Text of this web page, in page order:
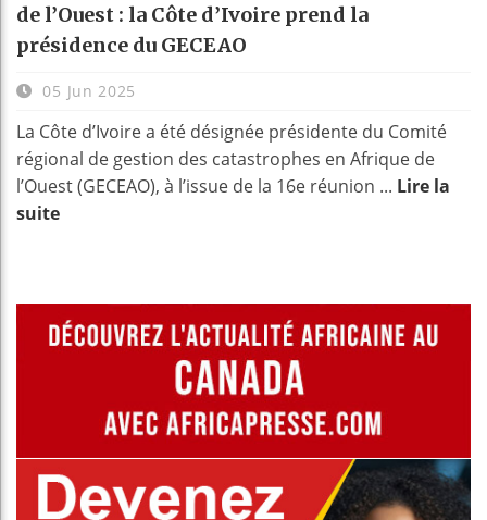
de l’Ouest : la Côte d’Ivoire prend la
présidence du GECEAO
05 Jun 2025
La Côte d’Ivoire a été désignée présidente du Comité
régional de gestion des catastrophes en Afrique de
l’Ouest (GECEAO), à l’issue de la 16e réunion ... Lire la
suite